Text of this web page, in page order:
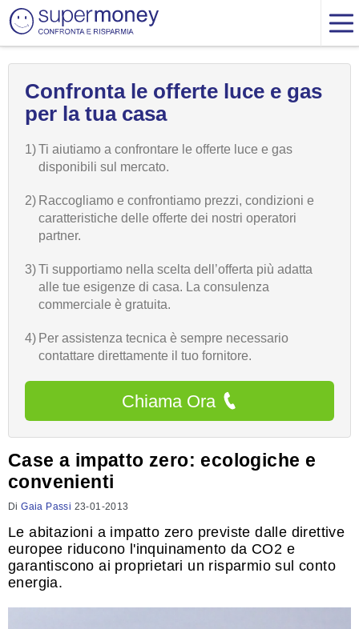
Confronta le offerte luce e gas
per la tua casa
1)Ti aiutiamo a confrontare le offerte luce e gas
disponibili sul mercato.
2) Raccogliamo e confrontiamo prezzi, condizioni e
caratteristiche delle offerte dei nostri operatori
partner.
3)Ti supportiamo nella scelta dell’offerta più adatta
alle tue esigenze di casa. La consulenza
commerciale è gratuita.
4) Per assistenza tecnica è sempre necessario
contattare direttamente il tuo fornitore.
Chiama Ora
Case a impatto zero: ecologiche e
convenienti
DiGaia Passi 23-01-2013
Le abitazioni a impatto zero previste dalle direttive
europee riducono l'inquinamento da CO2 e
garantiscono ai proprietari un risparmio sul conto
energia.